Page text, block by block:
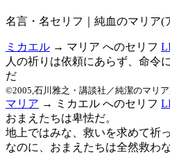
名言・名セリフ｜純血のマリア(
ミカエル → マリア へのセリフ
人の祈りは依頼にあらず、命令
だ
©2005,石川雅之・講談社／純潔のマリ
マリア → ミカエル へのセリフ
おまえたちは卑怯だ。
地上ではみな、救いを求めて祈
なのに、おまえたちは全然救わな